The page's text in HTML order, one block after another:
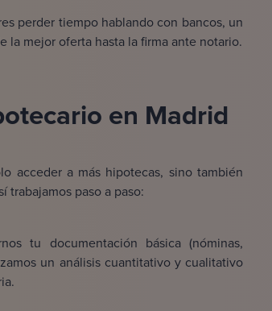
perder tiempo hablando con bancos, un
la mejor oferta hasta la firma ante notario.
en Madrid
acceder a más hipotecas, sino también
trabajamos paso a paso:
tu documentación básica (nóminas,
un análisis cuantitativo y cualitativo